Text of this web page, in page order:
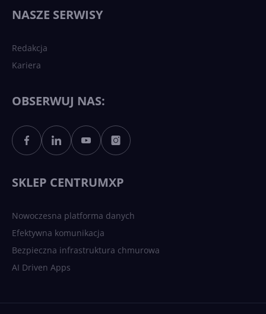
Sztuczna inteligencja po
polsku. Dość barier
NASZE SERWISY
Redakcja
Kariera
OBSERWUJ NAS:
SKLEP CENTRUMXP
Nowoczesna platforma danych
Efektywna komunikacja
Bezpieczna infrastruktura chmurowa
AI Driven Apps